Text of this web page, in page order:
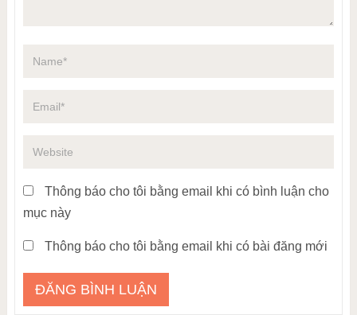
Thông báo cho tôi bằng email khi có bình luận cho
mục này
Thông báo cho tôi bằng email khi có bài đăng mới